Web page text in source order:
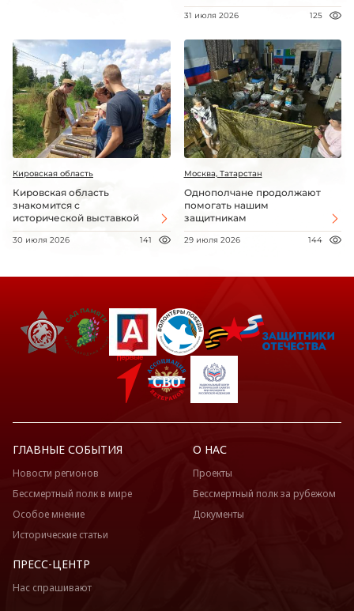
31 июля 2026 125
Кировская область
Кировская область
знакомится с
исторической выставкой
30 июля 2026 141
Москва, Татарстан
Однополчане продолжают
помогать нашим
защитникам
29 июля 2026 144
ГЛАВНЫЕ СОБЫТИЯ
Новости регионов
Бессмертный полк в мире
Особое мнение
Исторические статьи
О НАС
Проекты
Бессмертный полк за рубежом
Документы
ПРЕСС-ЦЕНТР
Нас спрашивают